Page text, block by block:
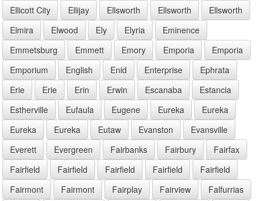
Ellicott City
Ellijay Ellsworth Ellsworth
Ellsworth
Elmira
Elwood Ely Elyria
Eminence
Emmetsburg
Emmett Emory Emporia
Emporia
Emporium
English Enid Enterprise
Ephrata
Erie
Erie Erin Erwin Escanaba
Estancia
Estherville
Eufaula Eugene Eureka
Eureka
Eureka
Eureka Eutaw Evanston
Evansville
Everett
Evergreen Fairbanks Fairbury
Fairfax
Fairfield
Fairfield Fairfield Fairfield
Fairfield
Fairmont
Fairmont Fairplay Fairview Falfurrias